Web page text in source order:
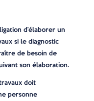
d’élaborer un
si le diagnostic
de besoin de
son élaboration.
doit
personne